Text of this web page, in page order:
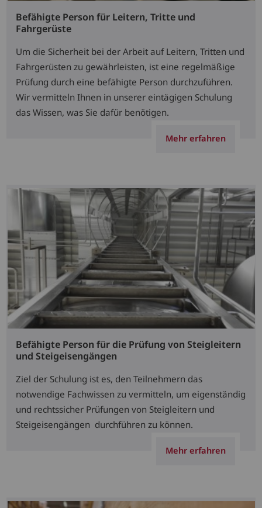
Befähigte Person für Leitern, Tritte und
Fahrgerüste
Um die Sicherheit bei der Arbeit auf Leitern, Tritten und
Fahrgerüsten zu gewährleisten, ist eine regelmäßige
Prüfung durch eine befähigte Person durchzuführen.
Wir vermitteln Ihnen in unserer eintägigen Schulung
das Wissen, was Sie dafür benötigen.
Mehr erfahren
Befähigte Person für die Prüfung von Steigleitern
und Steigeisengängen
Ziel der Schulung ist es, den Teilnehmern das
notwendige Fachwissen zu vermitteln, um eigenständig
und rechtssicher Prüfungen von Steigleitern und
Steigeisengängen durchführen zu können.
Mehr erfahren